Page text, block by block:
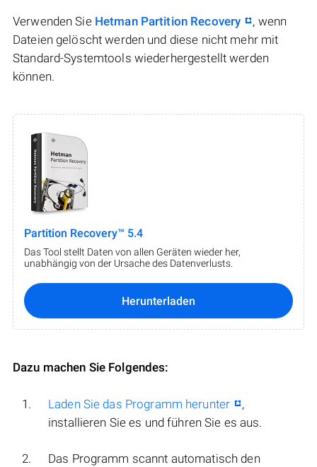
Verwenden Sie Hetman Partition Recovery
, wenn
Dateien gelöscht werden und diese nicht mehr mit
Standard-Systemtools wiederhergestellt werden
können.
Partition Recovery™ 5.4
Das Tool stellt Daten von allen Geräten wieder her,
unabhängig von der Ursache des Datenverlusts.
Herunterladen
Dazu machen Sie Folgendes:
Laden Sie das Programm herunter
,
installieren Sie es und führen Sie es aus.
Das Programm scannt automatisch den